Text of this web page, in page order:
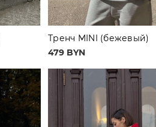
Тренч MINI (бежевый)
479 BYN